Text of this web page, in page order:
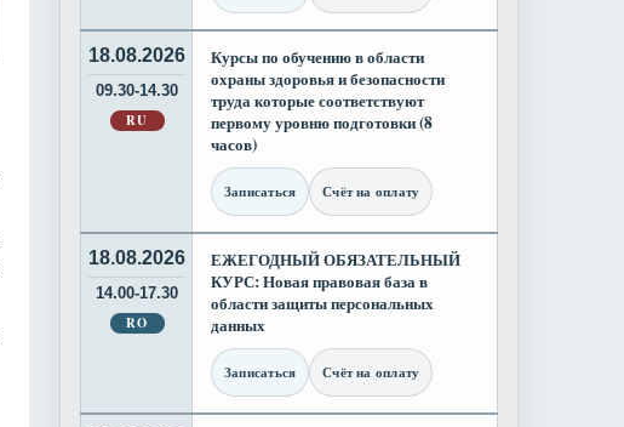
18.08.2026
09.30-14.30
RU
Курсы по обучению в области
охраны здоровья и безопасности
труда которые соответствуют
первому уровню подготовки (8
часов)
Записаться Счёт на оплату
18.08.2026
14.00-17.30
RO
ЕЖЕГОДНЫЙ ОБЯЗАТЕЛЬНЫЙ
КУРС: Новая правовая база в
области защиты персональных
данных
Записаться Счёт на оплату